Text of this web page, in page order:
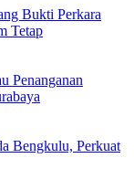
Bukti Perkara
Tetap
Penanganan
Bengkulu, Perkuat